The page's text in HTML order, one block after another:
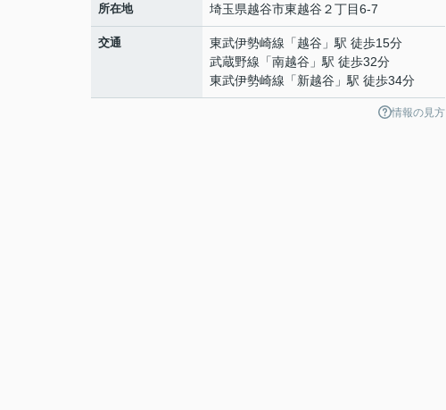
所在地 埼玉県越谷市東越谷 ２丁目6-7
交通 東武伊勢崎線 「越谷 」駅 徒歩15分
武蔵野線 「南越谷 」駅 徒歩32分
東武伊勢崎線 「新越谷 」駅 徒歩34分
情報の見方